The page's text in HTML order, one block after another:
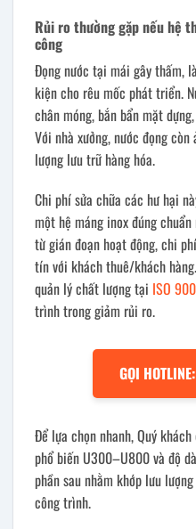
Rủi ro thường gặp nếu hệ
công
Đọng nước tại mái gây thấm,
kiện cho rêu mốc phát triển.
chân móng, bắn bẩn mặt
Với nhà xưởng, nước đọng
lượng lưu trữ hàng hóa.
Chi phí sửa chữa các hư hại
một hệ máng inox đúng
từ gián đoạn hoạt động, chi
tín với khách thuê/khách
quản lý chất lượng tại ISO
trình trong giảm rủi ro.
GỌI
Để lựa chọn nhanh, Quý
phổ biến U300–U800 và độ
phần sau nhằm khớp lưu
công trình.